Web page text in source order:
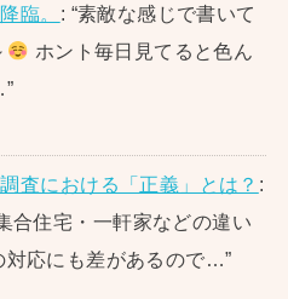
臨。 : “素敵な感じで書いて
ホント毎日見てると色ん
”
査における「正義」とは？ :
合住宅・一軒家などの違い
対応にも差があるので…”